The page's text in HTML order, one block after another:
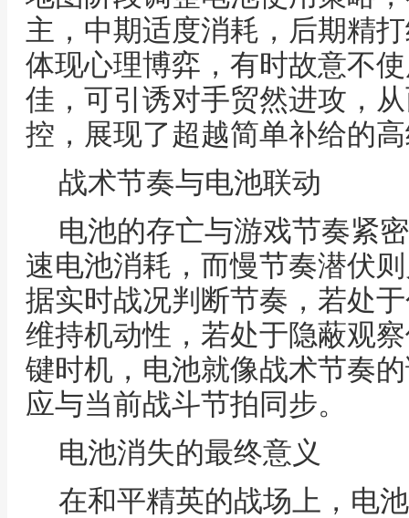
主，中期适度消耗，后期精
体现心理博弈，有时故意不
佳，可引诱对手贸然进攻，
控，展现了超越简单补给的
战术节奏与电池联动
电池的存亡与游戏节奏紧
速电池消耗，而慢节奏潜伏
据实时战况判断节奏，若处
维持机动性，若处于隐蔽观
键时机，电池就像战术节奏
应与当前战斗节拍同步。
电池消失的最终意义
在和平精英的战场上，电